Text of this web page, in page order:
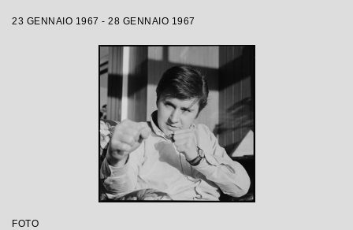
23 GENNAIO 1967 - 28 GENNAIO 1967
FOTO